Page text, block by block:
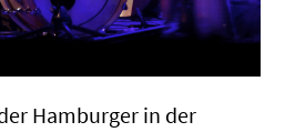
Hamburger in der